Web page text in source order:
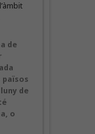
de
països
de
o